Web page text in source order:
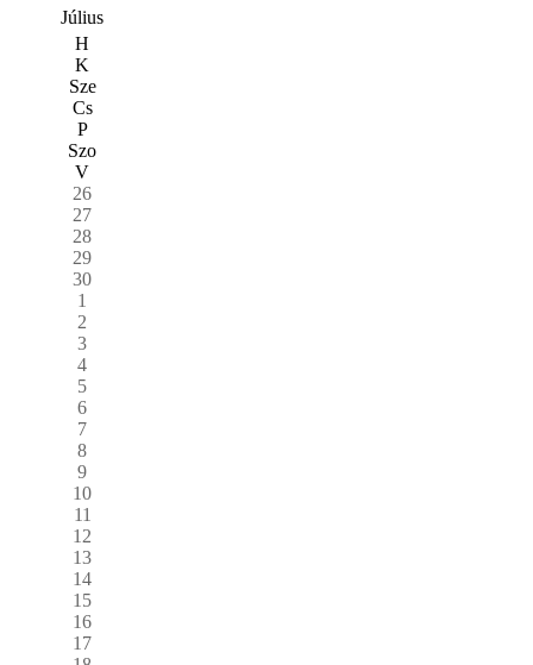
Július
H
K
Sze
Cs
P
Szo
V
26
27
28
29
30
1
2
3
4
5
6
7
8
9
10
11
12
13
14
15
16
17